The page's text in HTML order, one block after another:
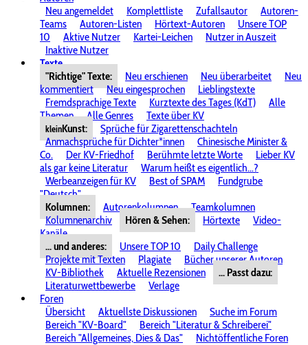
Neu angemeldet
Komplettliste Zufallsautor
Autoren-
Teams
Autoren-Listen Hörtext-Autoren
Unsere TOP
10
Aktive Nutzer Kartei-Leichen
Nutzer in Auszeit
Inaktive Nutzer
Texte
"Richtige" Texte:
Neu erschienen Neu überarbeitet
Neu
kommentiert
Neu eingesprochen
Lieblingstexte
Fremdsprachige Texte
Kurztexte des Tages (KdT)
Alle
Themen
Alle Genres Texte über KV
kleinKunst:
Sprüche für Zigarettenschachteln
Anmachsprüche für Dichter*innen
Chinesische Minister &
Co.
Der KV-Friedhof Berühmte letzte Worte
Lieber KV
als gar keine Literatur
Warum heißt es eigentlich...?
Werbeanzeigen für KV
Best of SPAM
Fundgrube
"Deutsch"
Kolumnen:
Autorenkolumnen
Teamkolumnen
Kolumnenarchiv
Hören & Sehen: Hörtexte
Video-
Kanäle
... und anderes:
Unsere TOP 10
Daily Challenge
Projekte mit Texten
Plagiate
Bücher unserer Autoren
KV-Bibliothek
Aktuelle Rezensionen
... Passt dazu:
Literaturwettbewerbe
Verlage
Foren
Übersicht
Aktuellste Diskussionen
Suche im Forum
Bereich "KV-Board"
Bereich "Literatur & Schreiberei"
Bereich "Allgemeines, Dies & Das"
Nichtöffentliche Foren